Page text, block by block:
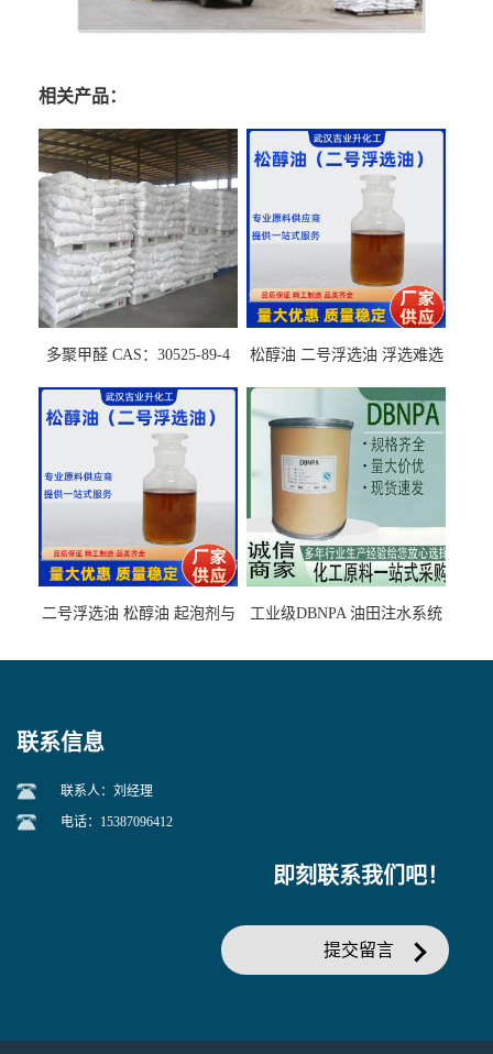
相关产品：
多聚甲醛 CAS：30525-89-4
松醇油 二号浮选油 浮选难选
二号浮选油 松醇油 起泡剂与
工业级DBNPA 油田注水系统
联系信息
联系人：刘经理
电话：15387096412
即刻联系我们吧！
提交留言